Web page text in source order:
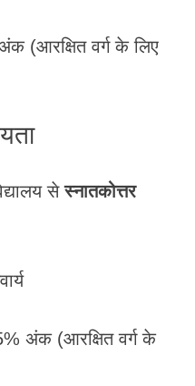
(आरक्षित वर्ग के लिए
सेस्नातकोत्तर
अंक (आरक्षित वर्ग के